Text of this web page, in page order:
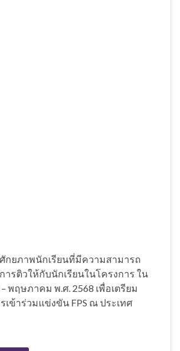
กยภาพนักเรียนที่มีความสามารถ
ารติวให้กับนักเรียนในโครงการ ใน
พฤษภาคม พ.ศ. 2568 เพื่อเตรียม
ข้าร่วมแข่งขัน FPS ณ ประเทศ